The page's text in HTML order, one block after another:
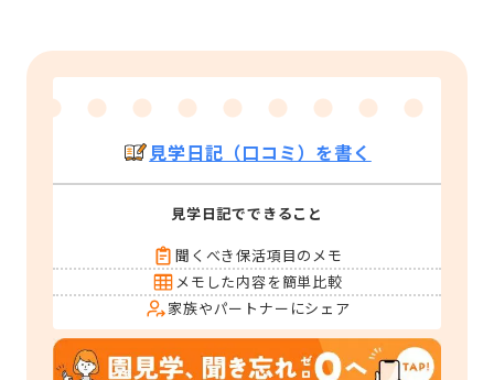
見学日記（口コミ）を書く
見学日記でできること
聞くべき保活項目のメモ
メモした内容を簡単比較
家族やパートナーにシェア